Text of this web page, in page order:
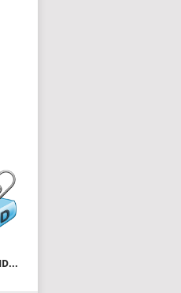
Sanal sabit disk (VHD) her açılışta kaybolmasın